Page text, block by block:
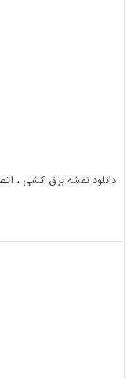
دانلود نقشه برق کشی ،